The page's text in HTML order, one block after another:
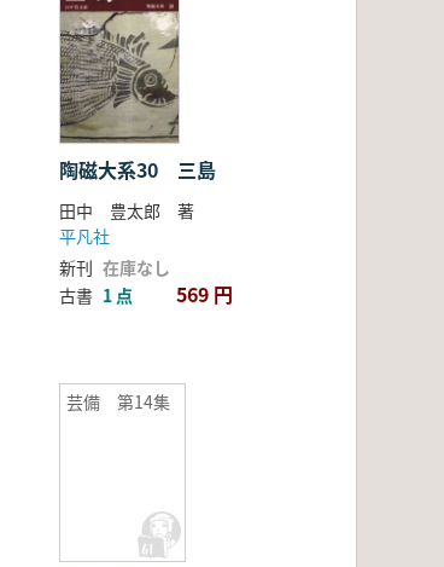
陶磁大系30 三島
田中 豊太郎 著
平凡社
新刊 在庫なし
古書 1 点 569 円
芸備 第14集